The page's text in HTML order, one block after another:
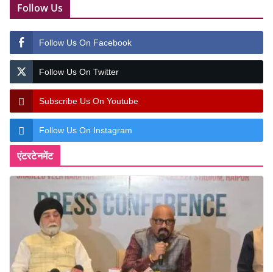
Follow Us
Follow Us On Facebook
Follow Us On Twitter
Subscribe Us On Youtube
Follow Us On Instagram
एंटरटेनमेंट